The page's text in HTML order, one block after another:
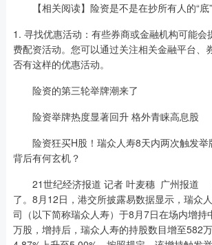
【相关阅读】险资是不是在抄所有人的“底
1. 寻找优惠活动：有些券商或金融机构可能会
费配资活动。您可以通过关注相关金融平台、
否有这样的优惠活动。
险资的第三轮举牌潮来了
险资举牌热度显著回升 格外青睐高息股
险资狂买H股！瑞众人寿8天内两次触发举
背后有何玄机？
21世纪经济报道 记者 叶麦穗 广州报道
了。8月12日，港交所披露易数据显示，瑞众
司（以下简称瑞众人寿）于8月7日在场内增持
万股，增持后，瑞众人寿的持股数目增至582